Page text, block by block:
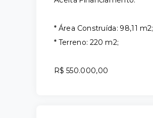
* Área Construída: 98,11 m2;
* Terreno: 220 m2;
R$ 550.000,00